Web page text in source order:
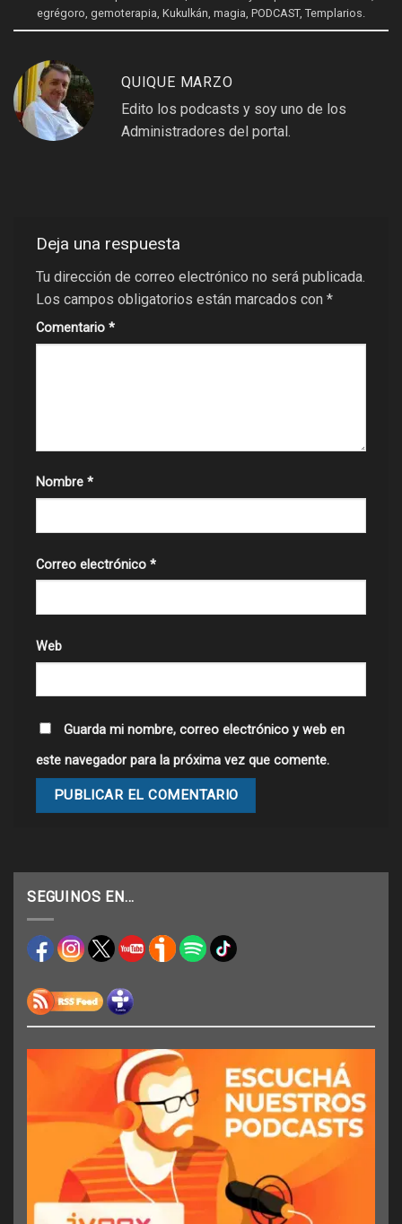
egrégoro, gemoterapia, Kukulkán, magia, PODCAST, Templarios.
QUIQUE MARZO
Edito los podcasts y soy uno de los
Administradores del portal.
Deja una respuesta
Tu dirección de correo electrónico no será publicada.
Los campos obligatorios están marcados con *
Comentario *
Nombre *
Correo electrónico *
Web
Guarda mi nombre, correo electrónico y web en
este navegador para la próxima vez que comente.
SEGUINOS EN…